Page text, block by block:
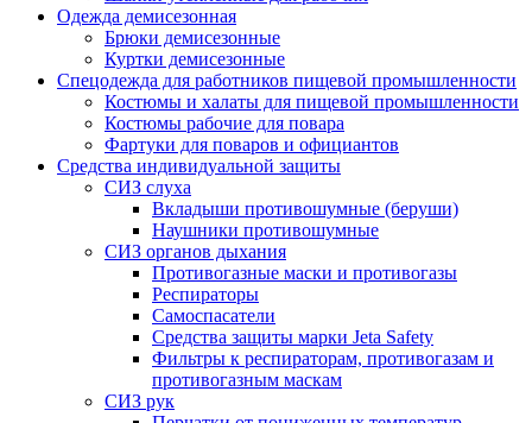
Одежда демисезонная
Брюки демисезонные
Куртки демисезонные
Спецодежда для работников пищевой промышленности
Костюмы и халаты для пищевой промышленности
Костюмы рабочие для повара
Фартуки для поваров и официантов
Средства индивидуальной защиты
СИЗ слуха
Вкладыши противошумные (беруши)
Наушники противошумные
СИЗ органов дыхания
Противогазные маски и противогазы
Респираторы
Самоспасатели
Средства защиты марки Jeta Safety
Фильтры к респираторам, противогазам и
противогазным маскам
СИЗ рук